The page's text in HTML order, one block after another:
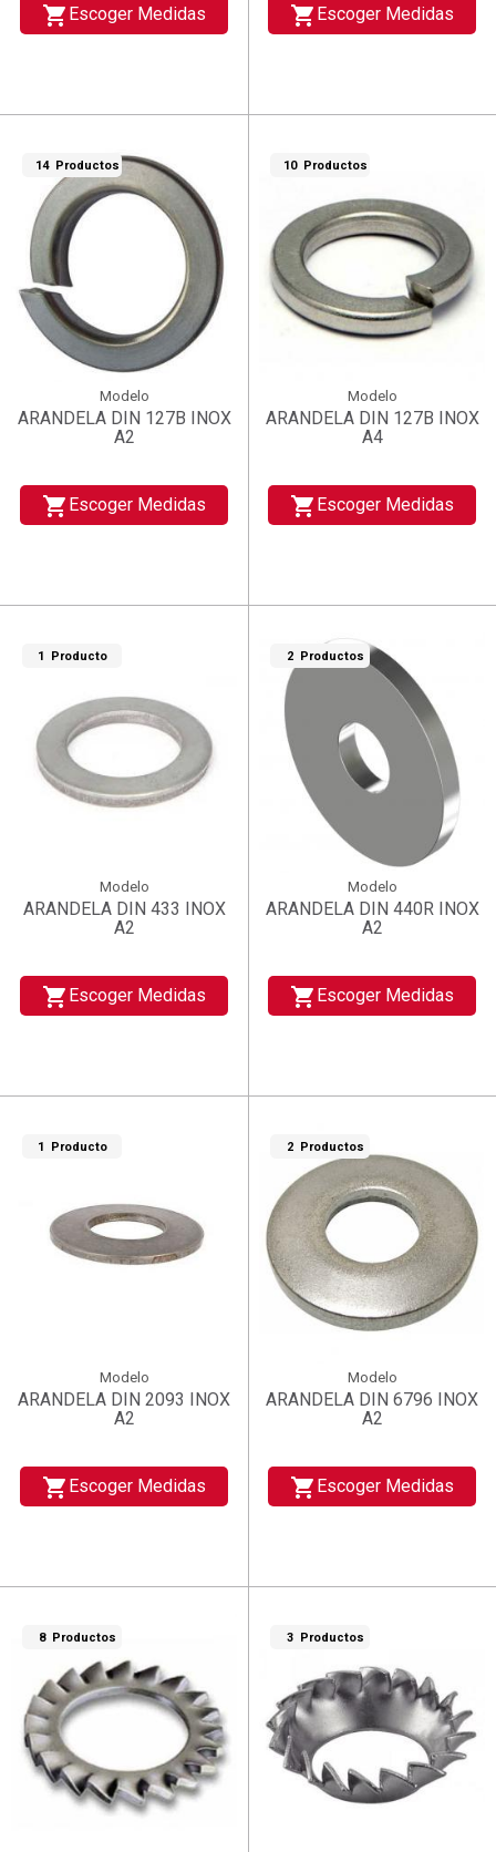
shopping_cart Escoger Medidas shopping_cart Escoger Medidas
14 Productos
Modelo
ARANDELA DIN 127B INOX
A2
shopping_cart Escoger Medidas
10 Productos
Modelo
ARANDELA DIN 127B INOX
A4
shopping_cart Escoger Medidas
1 Producto
Modelo
ARANDELA DIN 433 INOX
A2
shopping_cart Escoger Medidas
2 Productos
Modelo
ARANDELA DIN 440R INOX
A2
shopping_cart Escoger Medidas
1 Producto
Modelo
ARANDELA DIN 2093 INOX
A2
shopping_cart Escoger Medidas
2 Productos
Modelo
ARANDELA DIN 6796 INOX
A2
shopping_cart Escoger Medidas
8 Productos 3 Productos